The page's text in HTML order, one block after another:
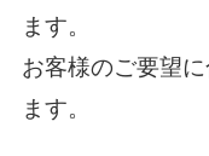
ます。
お客様のご要望
ます。